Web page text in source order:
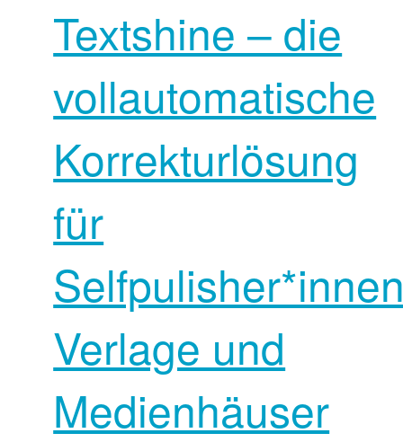
Textshine – die
vollautomatische
Korrekturlösung
für
Verlage und
Medienhäuser